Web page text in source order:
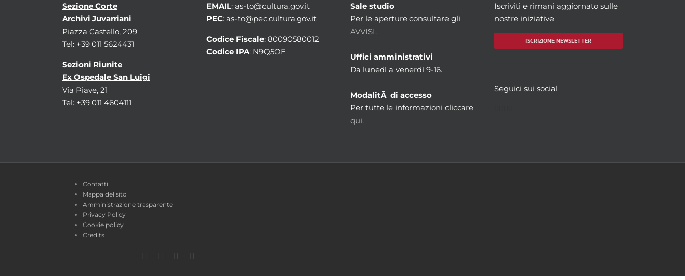
Sezione Corte
Archivi Juvarriani
Piazza Castello, 209
Tel: +39 011 5624431
Sezioni Riunite
Ex Ospedale San Luigi
Via Piave, 21
Tel: +39 011 4604111
EMAIL: as-to@cultura.gov.it
PEC: as-to@pec.cultura.gov.it
Codice Fiscale: 80090580012
Codice IPA: N9Q5OE
Sale studio
Per le aperture consultare gli
AVVISI.
Uffici amministrativi
Da lunedì a venerdì 9-16.
ModalitÃ di accesso
Per tutte le informazioni cliccare
qui.
Iscriviti e rimani aggiornato sulle
nostre iniziative
ISCRIZIONE NEWSLETTER
Seguici sui social
Contatti
Mappa del sito
Amministrazione trasparente
Privacy Policy
Cookie policy
Credits
Facebook
TwitterYouTube